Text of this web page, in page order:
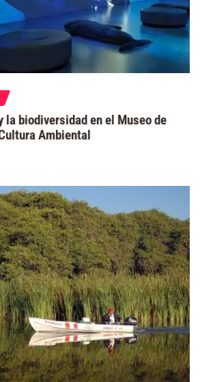
la biodiversidad en el Museo de
Ambiental